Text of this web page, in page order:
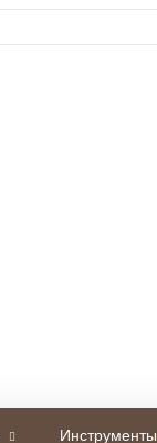
Инструменты